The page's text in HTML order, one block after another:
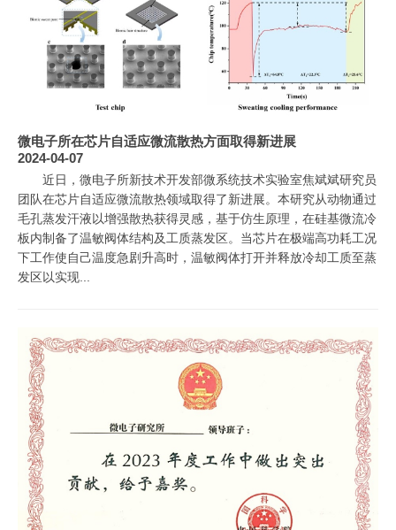
微电子所在芯片自适应微流散热方面取得新进展
2024-04-07
近日，微电子所新技术开发部微系统技术实验室焦斌斌研究员
团队在芯片自适应微流散热领域取得了新进展。本研究从动物通过
毛孔蒸发汗液以增强散热获得灵感，基于仿生原理，在硅基微流冷
板内制备了温敏阀体结构及工质蒸发区。当芯片在极端高功耗工况
下工作使自己温度急剧升高时，温敏阀体打开并释放冷却工质至蒸
发区以实现...